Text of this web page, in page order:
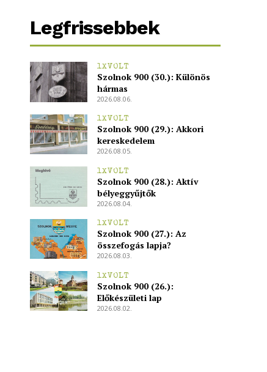
Legfrissebbek
1XVOLT
Szolnok 900 (30.): Különös
hármas
2026.08.06.
1XVOLT
Szolnok 900 (29.): Akkori
kereskedelem
2026.08.05.
1XVOLT
Szolnok 900 (28.): Aktív
bélyeggyűjtők
2026.08.04.
1XVOLT
Szolnok 900 (27.): Az
összefogás lapja?
2026.08.03.
1XVOLT
Szolnok 900 (26.):
Előkészületi lap
2026.08.02.